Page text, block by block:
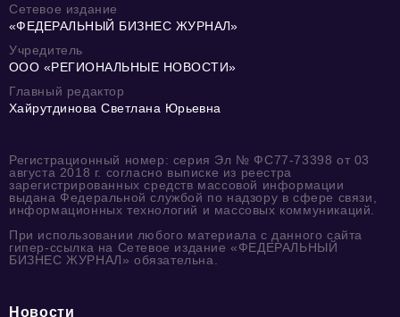
Сетевое издание
«ФЕДЕРАЛЬНЫЙ БИЗНЕС ЖУРНАЛ»
Учредитель
ООО «РЕГИОНАЛЬНЫЕ НОВОСТИ»
Главный редактор
Хайрутдинова Светлана Юрьевна
Регистрационный номер: серия Эл № ФС77-73398 от 03
августа 2018 г. согласно выписке из реестра
зарегистрированных средств массовой информации
выдана Федеральной службой по надзору в сфере связи,
информационных технологий и массовых коммуникаций.
При использовании любого материала с данного сайта
гипер-ссылка на Сетевое издание «ФЕДЕРАЛЬНЫЙ
БИЗНЕС ЖУРНАЛ» обязательна.
Новости